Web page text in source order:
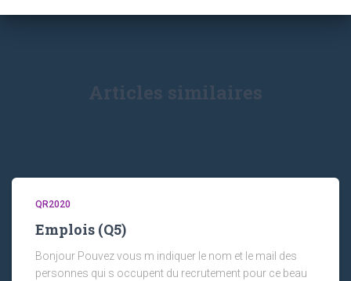
Articles similaires
QR2020
Emplois (Q5)
Bonjour Pouvez vous m indiquer le nom et le mail des
personnes qui s occupent du recrutement pour ce beau